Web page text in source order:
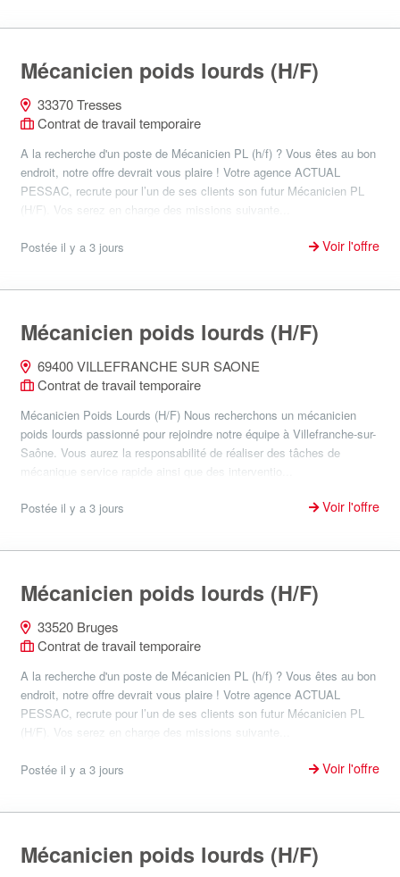
Mécanicien poids lourds (H/F)
33370 Tresses
Contrat de travail temporaire
A la recherche d'un poste de Mécanicien PL (h/f) ? Vous êtes au bon
endroit, notre offre devrait vous plaire ! Votre agence ACTUAL
PESSAC, recrute pour l’un de ses clients son futur Mécanicien PL
(H/F). Vos serez en charge des missions suivante...
Postée il y a 3 jours Voir l'offre
Mécanicien poids lourds (H/F)
69400 VILLEFRANCHE SUR SAONE
Contrat de travail temporaire
Mécanicien Poids Lourds (H/F) Nous recherchons un mécanicien
poids lourds passionné pour rejoindre notre équipe à Villefranche-sur-
Saône. Vous aurez la responsabilité de réaliser des tâches de
mécanique service rapide ainsi que des interventio...
Postée il y a 3 jours Voir l'offre
Mécanicien poids lourds (H/F)
33520 Bruges
Contrat de travail temporaire
A la recherche d'un poste de Mécanicien PL (h/f) ? Vous êtes au bon
endroit, notre offre devrait vous plaire ! Votre agence ACTUAL
PESSAC, recrute pour l’un de ses clients son futur Mécanicien PL
(H/F). Vos serez en charge des missions suivante...
Postée il y a 3 jours Voir l'offre
Mécanicien poids lourds (H/F)